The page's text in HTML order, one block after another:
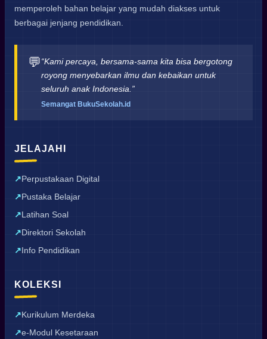
memperoleh bahan belajar yang mudah diakses untuk
berbagai jenjang pendidikan.
💬“Kami percaya, bersama-sama kita bisa bergotong
royong menyebarkan ilmu dan kebaikan untuk
seluruh anak Indonesia.”
Semangat BukuSekolah.id
JELAJAHI
Perpustakaan Digital
Pustaka Belajar
Latihan Soal
Direktori Sekolah
Info Pendidikan
KOLEKSI
Kurikulum Merdeka
e-Modul Kesetaraan